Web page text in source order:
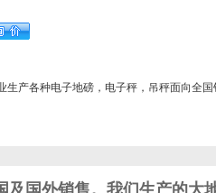
生产各种电子地磅，电子秤，吊秤面向全国
及国外销售。我们生产的大